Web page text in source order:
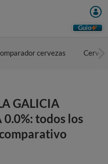
Guio
cervezas
GALICIA
0.0%: todos los